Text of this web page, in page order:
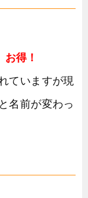
お得！
ていますが現
名前が変わっ